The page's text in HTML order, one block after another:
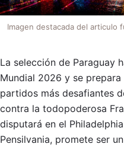
Imagen destacada del articulo
La selección de Paraguay
Mundial 2026 y se
partidos más desafiantes
contra la todopoderosa
disputará en el
Pensilvania, promete ser